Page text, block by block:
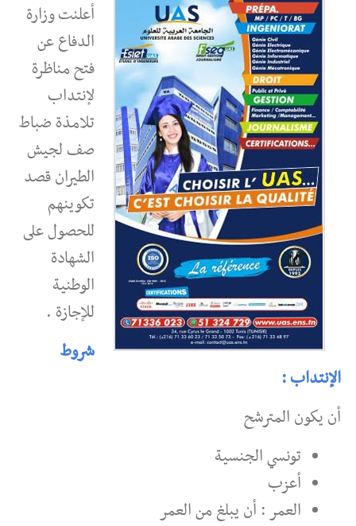
أعلنت وزارة
الدفاع عن
فتح مناظرة
لإنتداب
تلامذة ضباط
صف لجيش
الطيران قصد
تكوينهم
للحصول على
الشهادة
الوطنية
للإجازة .
شروط
الإنتداب :
أن يكون المترشح
تونسي الجنسية
أعزب
العمر : أن يبلغ من العمر